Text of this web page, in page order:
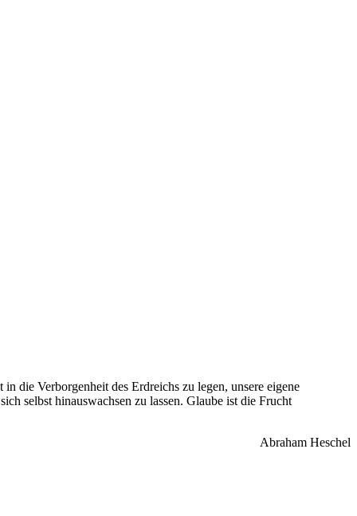
die Verborgenheit des Erdreichs zu legen, unsere eigene
selbst hinauswachsen zu lassen. Glaube ist die Frucht
Abraham Heschel